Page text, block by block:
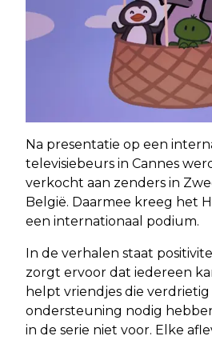
Na presentatie op een
televisiebeurs in Cannes
verkocht aan zenders in
België. Daarmee kreeg het
een internationaal podium.
In de verhalen staat
zorgt ervoor dat iedereen
helpt vriendjes die verdrietig
ondersteuning nodig
in de serie niet voor. Elke